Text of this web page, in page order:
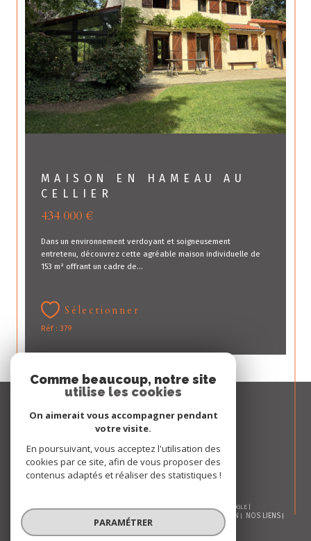
MAISON EN HAMEAU AU
CELLIER
434 000 €
Dans un environnement verdoyant et soigneusement
entretenu, découvrez cette agréable maison individuelle de
153 m² offrant un cadre de...
Sélectionner
Réf : 379
Espace
PROPRIÉTAIRE
Se connecter
© 2026 | TOUS DROITS RÉSERVÉS | TRADUCTION POWERED BY GOOGLE |
PLAN DU SITE ADMIN
NOS LIENS
POLITIQUE RGPD
Comme beaucoup, notre site
utilise les cookies
On aimerait vous accompagner pendant
votre visite.
En poursuivant, vous acceptez l'utilisation des
cookies par ce site, afin de vous proposer des
contenus adaptés et réaliser des statistiques !
PARAMÉTRER